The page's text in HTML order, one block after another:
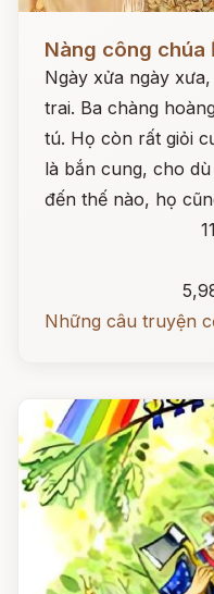
Nàng công chúa
Ngày xửa ngày
trai. Ba chàng
tú. Họ còn rất giỏi
là bắn cung, cho
đến thế nào, họ
Những câu truyện